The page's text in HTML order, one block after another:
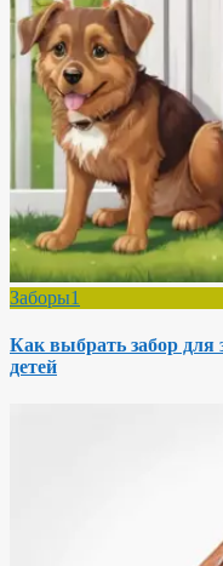
Заборы1
Как выбрать забор
детей